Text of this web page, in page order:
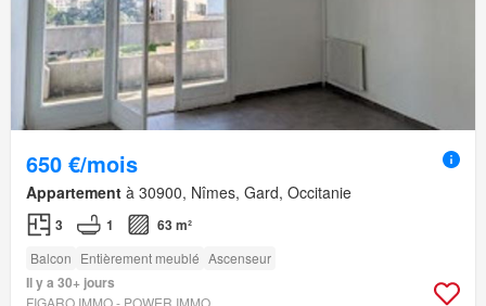
650 €/mois
Appartement à 30900, Nîmes, Gard, Occitanie
3 1 63 m²
Balcon Entièrement meublé Ascenseur
Il y a 30+ jours